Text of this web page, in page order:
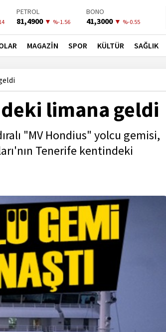
PETROL
81,4900 ▼ %-1.56
BONO
41,3000 ▼ %-0.55
MAGAZİN SPOR KÜLTÜR SAĞLIK
limana geldi
"MV Hondius" yolcu gemisi,
Tenerife kentindeki